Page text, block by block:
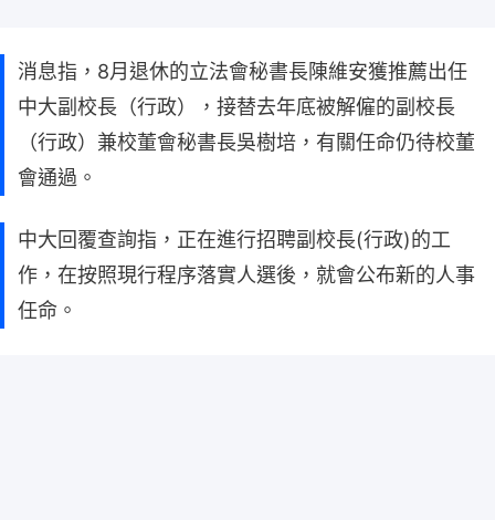
消息指，8月退休的立法會秘書長陳維安獲推薦出任
中大副校長（行政），接替去年底被解僱的副校長
（行政）兼校董會秘書長吳樹培，有關任命仍待校董
會通過。
中大回覆查詢指，正在進行招聘副校長(行政)的工
作，在按照現行程序落實人選後，就會公布新的人事
任命。